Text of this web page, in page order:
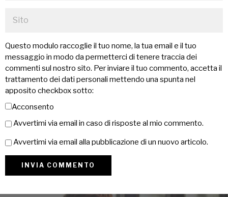
Questo modulo raccoglie il tuo nome, la tua email e il tuo
messaggio in modo da permetterci di tenere traccia dei
commenti sul nostro sito. Per inviare il tuo commento, accetta il
trattamento dei dati personali mettendo una spunta nel
apposito checkbox sotto:
Acconsento
Avvertimi via email in caso di risposte al mio commento.
Avvertimi via email alla pubblicazione di un nuovo articolo.